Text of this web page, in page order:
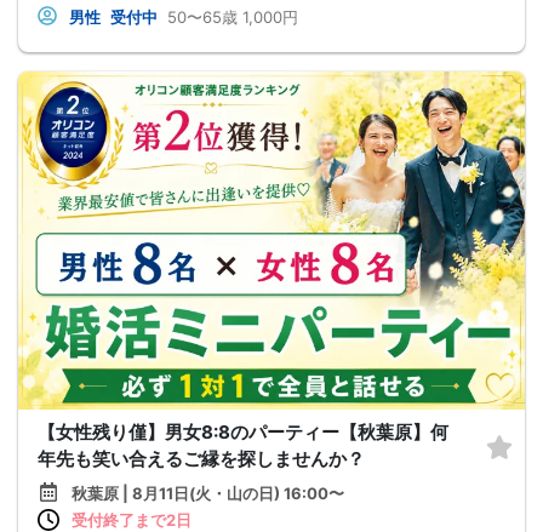
男性 受付中 50〜65歳 1,000円
【女性残り僅】男女8:8のパーティー【秋葉原】何
年先も笑い合えるご縁を探しませんか？
秋葉原 | 8月11日(火・山の日) 16:00〜
受付終了まで2日